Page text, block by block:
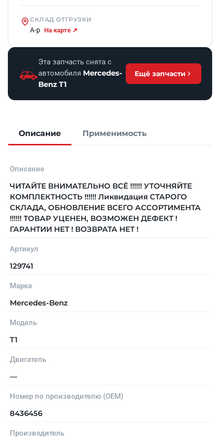
СКЛАД ОТГРУЗКИ
А-р На карте ↗
Эта запчасть снята с
автомобиля Mercedes-
Benz T1
Ещё запчасти
Описание Применимость
Описание
ЧИТАЙТЕ ВНИМАТЕЛЬНО ВСЁ !!!!!! УТОЧНЯЙТЕ
КОМПЛЕКТНОСТЬ !!!!!! Ликвидация СТАРОГО
СКЛАДА, ОБНОВЛЕНИЕ ВСЕГО АССОРТИМЕНТА
!!!!!! ТОВАР УЦЕНЕН, ВОЗМОЖЕН ДЕФЕКТ !
ГАРАНТИИ НЕТ ! ВОЗВРАТА НЕТ !
Артикул
129741
Марка
Mercedes-Benz
Модель
T1
Двигатель
—
Номер по производителю (OEM)
8436456
Производитель